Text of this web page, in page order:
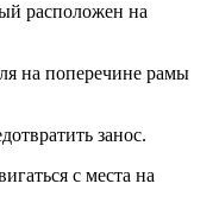
расположен на
на поперечине рамы
занос.
с места на